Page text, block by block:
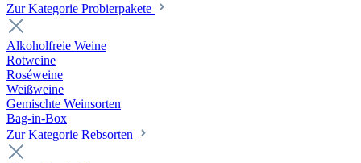
Zur Kategorie Probierpakete
Alkoholfreie Weine
Rotweine
Roséweine
Weißweine
Gemischte Weinsorten
Bag-in-Box
Zur Kategorie Rebsorten